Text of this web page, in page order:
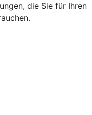
die Sie für Ihren